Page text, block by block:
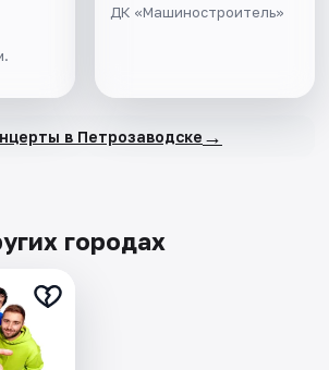
ДК «Машиностроитель»
в Петрозаводске →
городах